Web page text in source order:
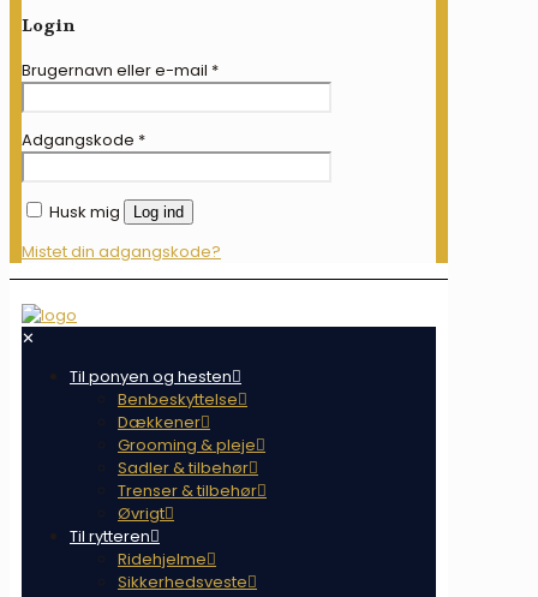
Login
Brugernavn eller e-mail *
Adgangskode *
Husk mig Log ind
Mistet din adgangskode?
✕
Til ponyen og hesten
Benbeskyttelse
Dækkener
Grooming & pleje
Sadler & tilbehør
Trenser & tilbehør
Øvrigt
Til rytteren
Ridehjelme
Sikkerhedsveste